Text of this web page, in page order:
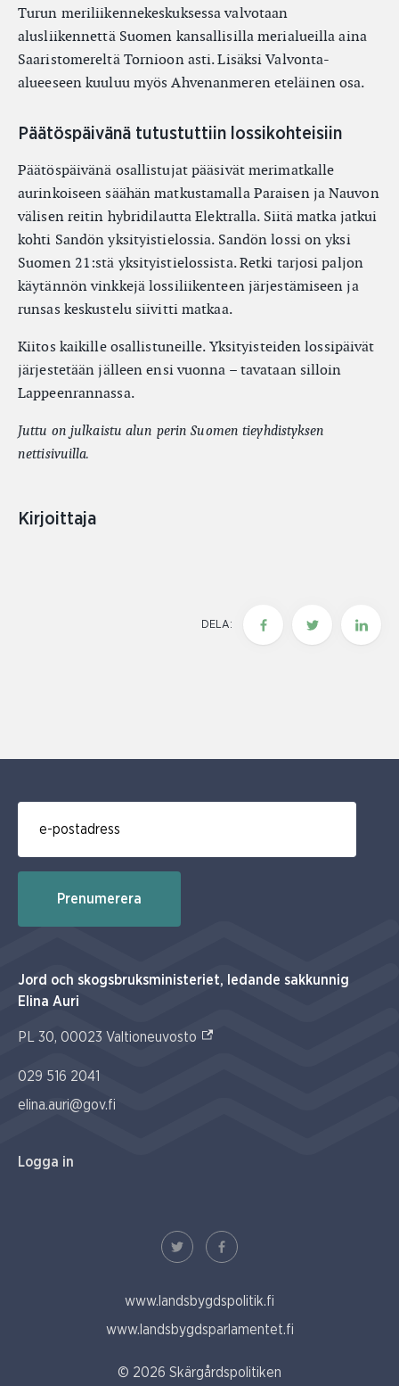
Turun meriliikennekeskuksessa valvotaan
alusliikennettä Suomen kansallisilla merialueilla aina
Saaristomereltä Tornioon asti. Lisäksi Valvonta-
alueeseen kuuluu myös Ahvenanmeren eteläinen osa.
Päätöspäivänä tutustuttiin lossikohteisiin
Päätöspäivänä osallistujat pääsivät merimatkalle
aurinkoiseen säähän matkustamalla Paraisen ja Nauvon
välisen reitin hybridilautta Elektralla. Siitä matka jatkui
kohti Sandön yksityistielossia. Sandön lossi on yksi
Suomen 21:stä yksityistielossista. Retki tarjosi paljon
käytännön vinkkejä lossiliikenteen järjestämiseen ja
runsas keskustelu siivitti matkaa.
Kiitos kaikille osallistuneille. Yksityisteiden lossipäivät
järjestetään jälleen ensi vuonna – tavataan silloin
Lappeenrannassa.
Juttu on julkaistu alun perin Suomen tieyhdistyksen
nettisivuilla.
Kirjoittaja
DELA:
Prenumerera
Jord och skogsbruksministeriet, ledande sakkunnig
Elina Auri
PL 30, 00023 Valtioneuvosto (Extern link)
029 516 2041
elina.auri@gov.fi
Logga in
© 2026 Skärgårdspolitiken
www.landsbygdspolitik.fi
www.landsbygdsparlamentet.fi